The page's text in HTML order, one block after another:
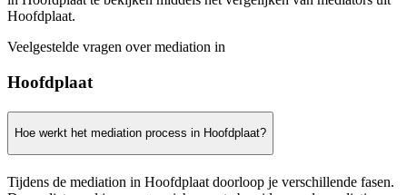
Hoofdplaat.
Veelgestelde vragen over mediation in
Hoofdplaat
Hoe werkt het mediation process in Hoofdplaat?
Tijdens de mediation in Hoofdplaat doorloop je verschillende fasen.